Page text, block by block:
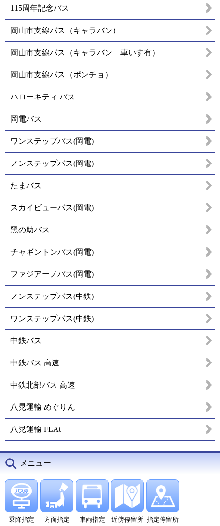
115周年記念バス
岡山市支線バス（キャラバン）
岡山市支線バス（キャラバン 車いす有）
岡山市支線バス（ポンチョ）
ハローキティ バス
岡電バス
ワンステップバス(岡電)
ノンステップバス(岡電)
たまバス
スカイビューバス(岡電)
黑の助バス
チャギントンバス(岡電)
ファジアーノバス(岡電)
ノンステップバス(中鉄)
ワンステップバス(中鉄)
中鉄バス
中鉄バス 高速
中鉄北部バス 高速
八晃運輸 めぐりん
八晃運輸 FLAt
メニュー
乗降指定 方面指定 車両指定 近傍停留所 指定停留所